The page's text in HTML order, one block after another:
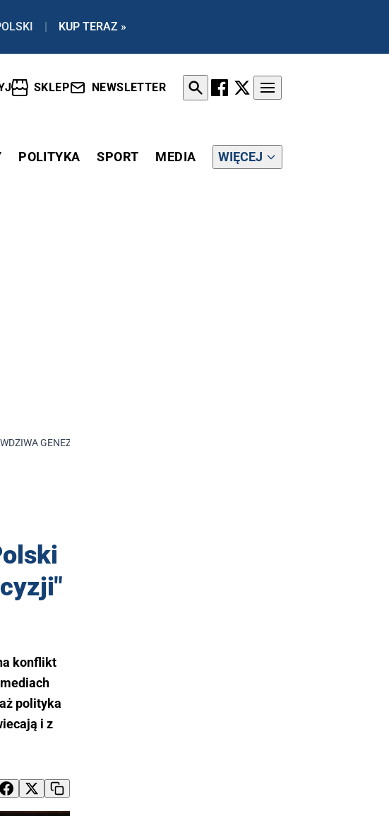
| KUP TERAZ »
SKLEP NEWSLETTER
POLITYKA SPORT MEDIA WIĘCEJ
GENEZA JEJ DECYZJI" - ODPOWIADA PARTIA
konflikt
polityka
i z